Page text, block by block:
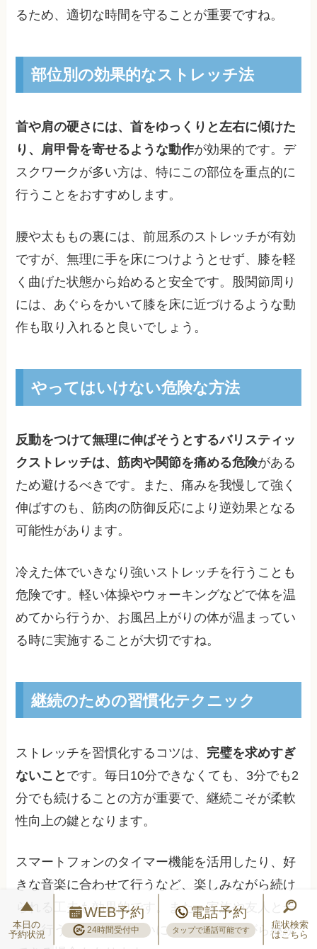
るため、適切な時間を守ることが重要ですね。
部位別の効果的なストレッチ法
首や肩の硬さには、首をゆっくりと左右に傾けた
り、肩甲骨を寄せるような動作が効果的です。デ
スクワークが多い方は、特にこの部位を重点的に
行うことをおすすめします。
腰や太ももの裏には、前屈系のストレッチが有効
ですが、無理に手を床につけようとせず、膝を軽
く曲げた状態から始めると安全です。股関節周り
には、あぐらをかいて膝を床に近づけるような動
作も取り入れると良いでしょう。
やってはいけない危険な方法
反動をつけて無理に伸ばそうとするバリスティッ
クストレッチは、筋肉や関節を痛める危険がある
ため避けるべきです。また、痛みを我慢して強く
伸ばすのも、筋肉の防御反応により逆効果となる
可能性があります。
冷えた体でいきなり強いストレッチを行うことも
危険です。軽い体操やウォーキングなどで体を温
めてから行うか、お風呂上がりの体が温まってい
る時に実施することが大切ですね。
継続のための習慣化テクニック
ストレッチを習慣化するコツは、 完璧を求めすぎ
ないこと です。毎日10分できなくても、3分でも2
分でも続けることの方が重要で、継続こそが柔軟
性向上の鍵となります。
スマートフォンのタイマー機能を活用したり、好
きな音楽に合わせて行うなど、楽しみながら続け
られる工夫も効果的です。また、家族や友人と一
緒に行うことで、お互いに励まし合いながら継続
本日の
予約状況
WEB予約
24時間受付中
電話予約
タップで通話可能です
症状検索
はこちら